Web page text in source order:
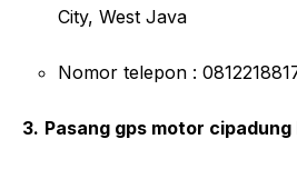
City, West Java
Nomor telepon :
3. Pasang gps motor